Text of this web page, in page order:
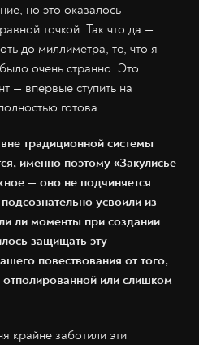
но это оказалось
точкой. Так что да —
до миллиметра, то, что я
очень странно. Это
— впервые ступить на
готова.
традиционной системы
именно поэтому «Закулисье
— оно не подчиняется
усвоили из
ли моменты при создании
защищать эту
повествования от того,
или слишком
крайне заботили эти